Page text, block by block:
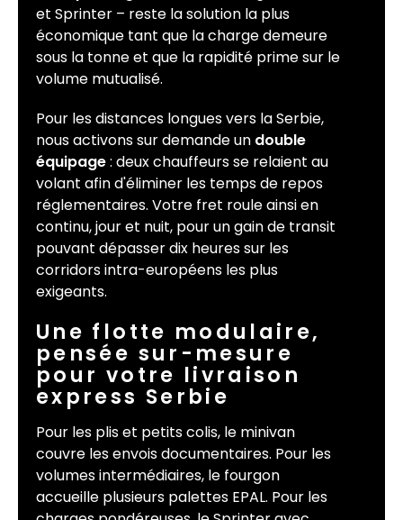
et Sprinter – reste la solution la plus
économique tant que la charge demeure
sous la tonne et que la rapidité prime sur le
volume mutualisé.
Pour les distances longues vers la Serbie,
nous activons sur demande un double
équipage: deux chauffeurs se relaient au
volant afin d'éliminer les temps de repos
réglementaires. Votre fret roule ainsi en
continu, jour et nuit, pour un gain de transit
pouvant dépasser dix heures sur les
corridors intra-européens les plus
exigeants.
Une flotte modulaire,
pensée sur-mesure
pour votre livraison
express Serbie
Pour les plis et petits colis, le minivan
couvre les envois documentaires. Pour les
volumes intermédiaires, le fourgon
accueille plusieurs palettes EPAL. Pour les